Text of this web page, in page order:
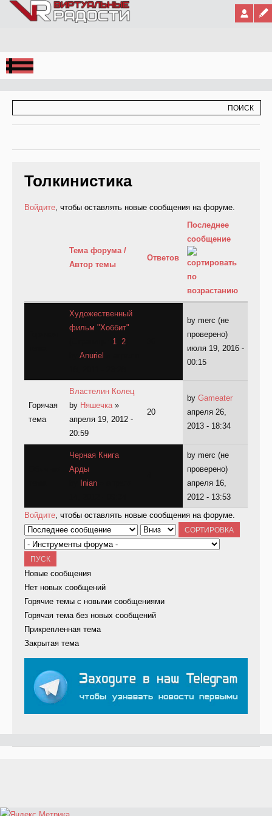
Jump to Navigation
Толкинистика
Войдите, чтобы оставлять новые сообщения на форуме.
Тема форума /
Автор темы
Ответов
Последнее
сообщение
Художественный
фильм "Хоббит"
1, 2)
Anuriel
by merc (не
проверено)
июля 19, 2016 -
00:15
Горячая
тема
Властелин Колец
by Няшечка»
апреля 19, 2012 -
20:59
20
by Gameater
апреля 26,
2013 - 18:34
Черная Книга
Арды
Inian» апреля
by merc (не
проверено)
апреля 16,
2012 - 13:53
Войдите, чтобы оставлять новые сообщения на форуме.
Сортировка по
Сортировка
Новые сообщения
Нет новых сообщений
Горячие темы с новыми сообщениями
Горячая тема без новых сообщений
Прикрепленная тема
Закрытая тема